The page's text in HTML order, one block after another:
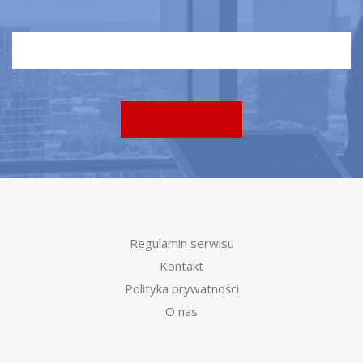
Regulamin serwisu
Kontakt
Polityka prywatności
O nas